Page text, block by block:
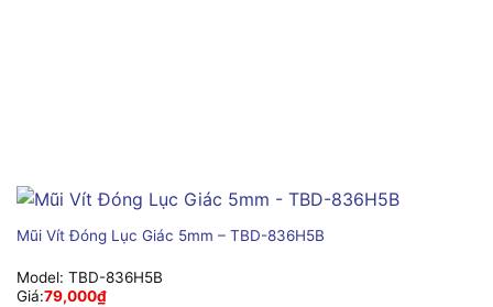
Mũi Vít Đóng Lục Giác 5mm – TBD-836H5B
Model: TBD-836H5B
Giá:79,000₫